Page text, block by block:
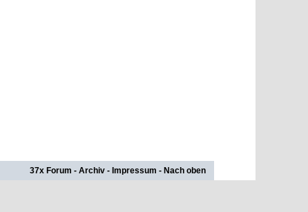
37x Forum - Archiv - Impressum - Nach oben